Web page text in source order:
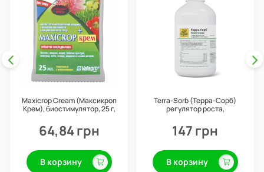
Maxicrop Cream (Максикроп
Крем), биостимулятор, 25 г,
64,84 грн
В корзину
Terra-Sorb (Терра-Сорб)
регулятор роста,
147 грн
В корзину